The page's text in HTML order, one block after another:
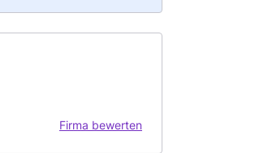
Firma bewerten